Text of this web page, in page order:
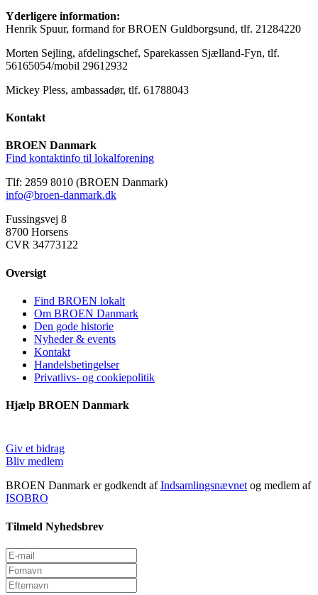
Yderligere information:
Henrik Spuur, formand for BROEN Guldborgsund, tlf. 21284220
Morten Sejling, afdelingschef, Sparekassen Sjælland-Fyn, tlf.
56165054/mobil 29612932
Mickey Pless, ambassadør, tlf. 61788043
Kontakt
BROEN Danmark
Find kontaktinfo til lokalforening
Tlf: 2859 8010 (BROEN Danmark)
info@broen-danmark.dk
Fussingsvej 8
8700 Horsens
CVR 34773122
Oversigt
Find BROEN lokalt
Om BROEN Danmark
Den gode historie
Nyheder & events
Kontakt
Handelsbetingelser
Privatlivs- og cookiepolitik
Hjælp BROEN Danmark
Giv et bidrag
Bliv medlem
BROEN Danmark er godkendt afIndsamlingsnævnetog medlem af
ISOBRO
Tilmeld Nyhedsbrev